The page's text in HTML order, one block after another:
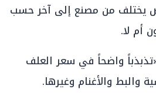
يختلف من مصنع إلى آخر حسب
أم لا.
واضحاً في سعر العلف
والبط والأغنام وغيرها.